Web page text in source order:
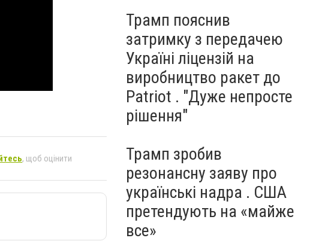
, щоб оцінити
Трамп пояснив
затримку з передачею
Україні ліцензій на
виробництво ракет до
Patriot . "Дуже непросте
рішення"
Трамп зробив
резонансну заяву про
українські надра . США
претендують на «майже
все»